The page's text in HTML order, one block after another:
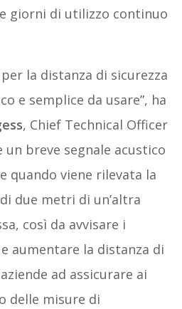
giorni di utilizzo continuo
la distanza di sicurezza
e semplice da usare”, ha
, Chief Technical Officer
un breve segnale acustico
quando viene rilevata la
due metri di un’altra
così da avvisare i
aumentare la distanza di
ad assicurare ai
delle misure di